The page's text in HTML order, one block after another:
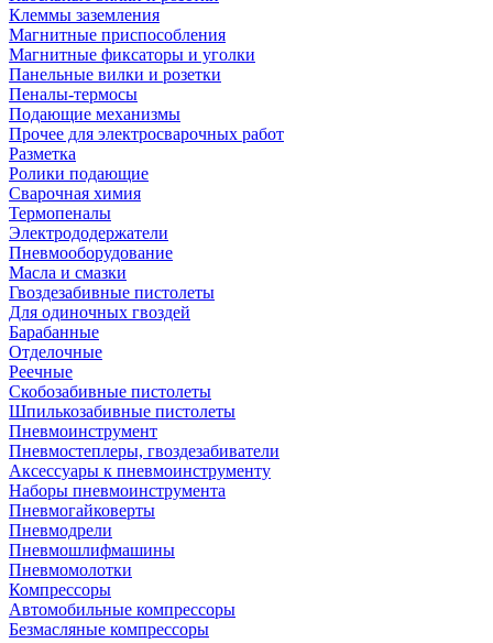
Клеммы заземления
Магнитные приспособления
Магнитные фиксаторы и уголки
Панельные вилки и розетки
Пеналы-термосы
Подающие механизмы
Прочее для электросварочных работ
Разметка
Ролики подающие
Сварочная химия
Термопеналы
Электрододержатели
Пневмооборудование
Масла и смазки
Гвоздезабивные пистолеты
Для одиночных гвоздей
Барабанные
Отделочные
Реечные
Скобозабивные пистолеты
Шпилькозабивные пистолеты
Пневмоинструмент
Пневмостеплеры, гвоздезабиватели
Аксессуары к пневмоинструменту
Наборы пневмоинструмента
Пневмогайковерты
Пневмодрели
Пневмошлифмашины
Пневмомолотки
Компрессоры
Автомобильные компрессоры
Безмасляные компрессоры